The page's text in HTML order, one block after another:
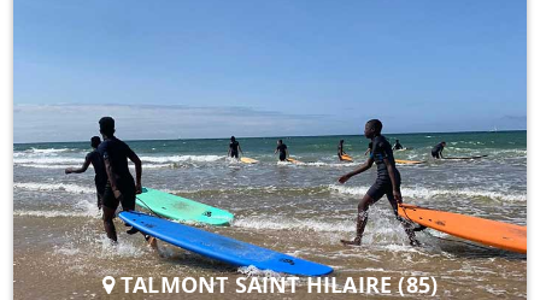
TALMONT SAINT HILAIRE (85)